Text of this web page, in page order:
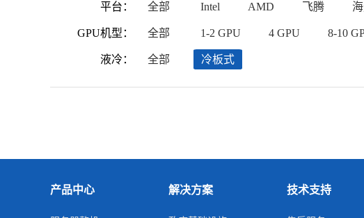
平台：
GPU机型：
液冷：
全部 Intel AMD 飞腾
全部 1-2 GPU 4 GPU 8-10
全部 冷板式
产品中心 解决方案 技术支持